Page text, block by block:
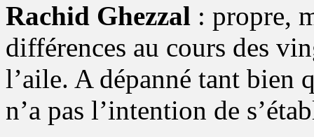
Rachid Ghezzal : propre,
différences au cours des
l’aile. A dépanné tant bien
n’a pas l’intention de